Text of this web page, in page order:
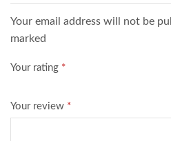
Your email address will not be
marked
Your rating *
Your review *